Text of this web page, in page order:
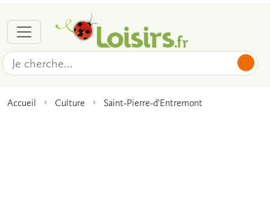
Accueil Culture Saint-Pierre-d'Entremont